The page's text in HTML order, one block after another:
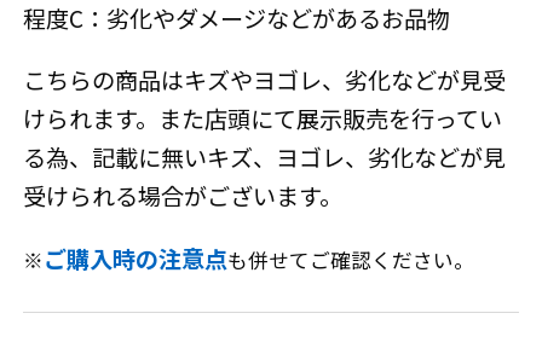
程度C：劣化やダメージなどがあるお品物
こちらの商品はキズやヨゴレ、劣化などが見受
けられます。また店頭にて展示販売を行ってい
る為、記載に無いキズ、ヨゴレ、劣化などが見
受けられる場合がございます。
※ご購入時の注意点も併せてご確認ください。